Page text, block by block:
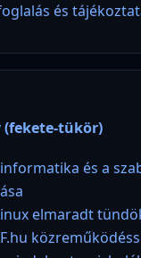
és
tükör)
és a
elmaradt